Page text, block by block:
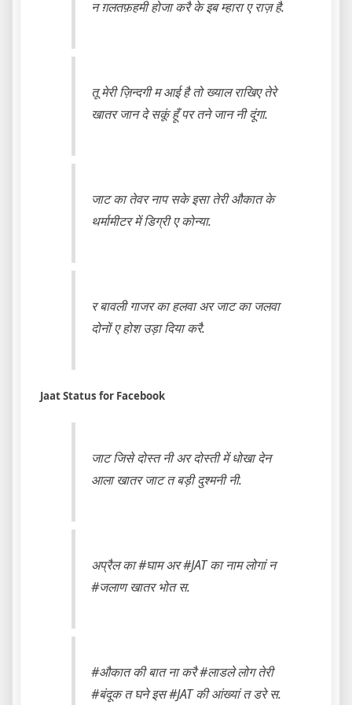
न ग़लतफ़हमी होजा करै के इब म्हारा ए राज़ है.
तू मेरी ज़िन्दगी म आई है तो ख्याल राखिए तेरे
खातर जान दे सकूं हूँ पर तने जान नी दूंगा.
जाट का तेवर नाप सके इसा तेरी औकात के
थर्मामीटर में डिग्री ए कोन्या.
र बावली गाजर का हलवा अर जाट का जलवा
दोनों ए होश उड़ा दिया करै.
Jaat Status for Facebook
जाट जिसे दोस्त नी अर दोस्ती में धोखा देन
आला खातर जाट त बड़ी दुश्मनी नी.
अप्रैल का #घाम अर #JAT का नाम लोगां न
#जलाण खातर भोत स.
#औकात की बात ना करै #लाडले लोग तेरी
#बंदूक त घने इस #JAT की आंख्यां त डरे स.